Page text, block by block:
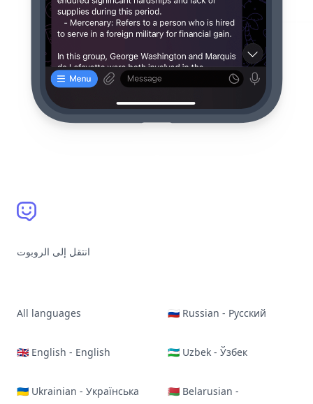
انتقل إلى الروبوت
All languages 🇷🇺 Russian - Русский
🇬🇧 English - English 🇺🇿 Uzbek - Ўзбек
🇺🇦 Ukrainian - Українська
🇧🇾 Belarusian -